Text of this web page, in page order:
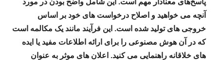
آنچه می خواهید و اصلاح درخواست های خود بر اساس
خروجی های تولید شده است. این فرآیند مانند یک مکالمه است
که در آن هوش مصنوعی را برای ارائه اطلاعات مفید یا ایده
های خلاقانه راهنمایی می کنید. اعلان های موثر به عنوان